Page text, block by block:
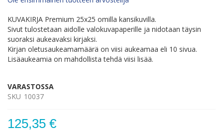
KUVAKIRJA Premium 25x25 omilla kansikuvilla.
Sivut tulostetaan aidolle valokuvapaperille ja nidotaan täysin
suoraksi aukeavaksi kirjaksi.
Kirjan oletusaukeamamäärä on viisi aukeamaa eli 10 sivua.
Lisäaukeamia on mahdollista tehdä viisi lisää.
VARASTOSSA
SKU 10037
125,35 €